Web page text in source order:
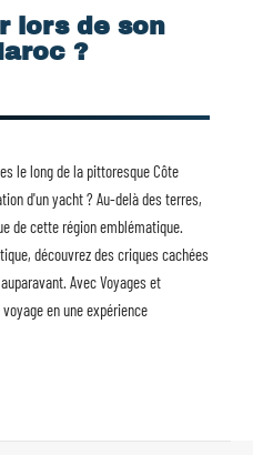
lors de son
?
le long de la pittoresque Côte
d'un yacht? Au-delà des terres,
de cette région emblématique.
découvrez des criques cachées
Avec Voyages et
en une expérience